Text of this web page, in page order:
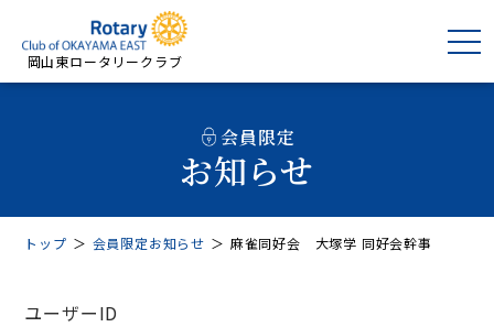
岡山東ロータリークラブ
会員限定
お知らせ
トップ ＞ 会員限定お知らせ ＞ 麻雀同好会 大塚学 同好会幹事
ユーザーID